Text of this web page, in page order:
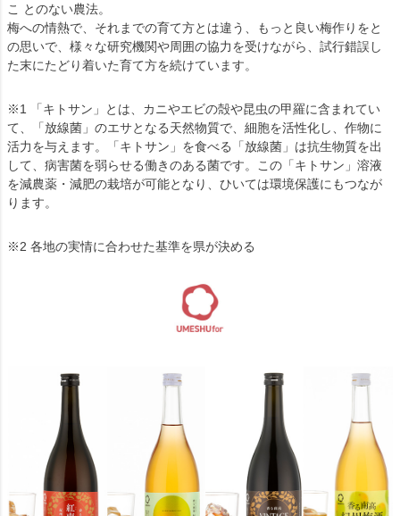
こ とのない農法。
梅への情熱で、それまでの育て方とは違う、もっと良い梅作りをと
の思いで、様々な研究機関や周囲の協力を受けながら、試行錯誤し
た末にたどり着いた育て方を続けています。
※1 「キトサン」とは、カニやエビの殻や昆虫の甲羅に含まれてい
て、「放線菌」のエサとなる天然物質で、細胞を活性化し、作物に
活力を与えます。「キトサン」を食べる「放線菌」は抗生物質を出
して、病害菌を弱らせる働きのある菌です。この「キトサン」溶液
を減農薬・減肥の栽培が可能となり、ひいては環境保護にもつなが
ります。
※2 各地の実情に合わせた基準を県が決める